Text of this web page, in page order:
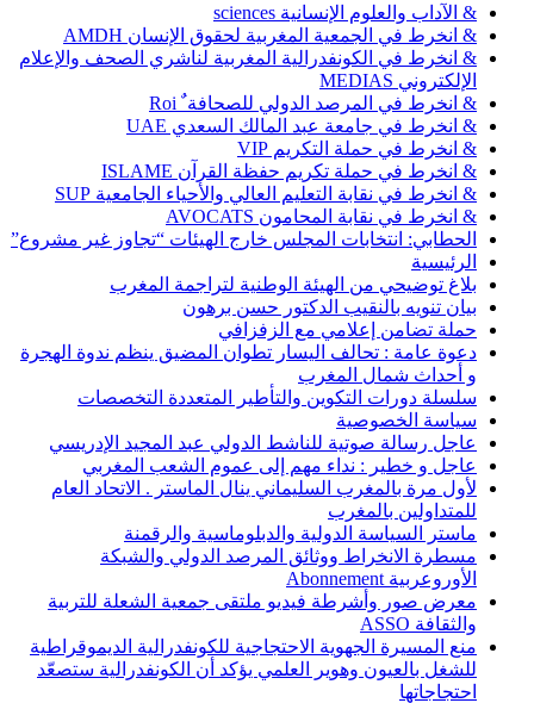
& الآداب والعلوم الإنسانية sciences
& انخرط في الجمعية المغربية لحقوق الإنسان AMDH
& انخرط في الكونفدرالية المغربية لناشري الصحف والإعلام
الإلكتروني MEDIAS
& انخرط في المرصد الدولي للصحافة ٌ Roi
& انخرط في جامعة عبد المالك السعدي UAE
& انخرط في حملة التكريم VIP
& انخرط في حملة تكريم حفظة القرآن ISLAME
& انخرط في نقابة التعليم العالي والأحياء الجامعية SUP
& انخرط في نقابة المحامون AVOCATS
الحطابي: انتخابات المجلس خارج الهيئات “تجاوز غير مشروع”
الرئيسية
بلاغ توضيحي من الهيئة الوطنية لتراجمة المغرب
بيان تنويه بالنقيب الدكتور حسن برهون
حملة تضامن إعلامي مع الزفزافي
دعوة عامة : تحالف اليسار تطوان المضيق ينظم ندوة الهجرة
و أحداث شمال المغرب
سلسلة دورات التكوين والتأطير المتعددة التخصصات
سياسة الخصوصية
عاجل رسالة صوتية للناشط الدولي عبد المجيد الإدريسي
عاجل و خطير : نداء مهم إلى عموم الشعب المغربي
لأول مرة بالمغرب السليماني ينال الماستر . الاتحاد العام
للمتداولين بالمغرب
ماستر السياسة الدولية والدبلوماسية والرقمنة
مسطرة الانخراط ووثائق المرصد الدولي والشبكة
الأوروعربية Abonnement
معرض صور وأشرطة فيديو ملتقى جمعية الشعلة للتربية
والثقافة ASSO
منع المسيرة الجهوية الاحتجاجية للكونفدرالية الديموقراطية
للشغل بالعيون وهوير العلمي يؤكد أن الكونفدرالية ستصعّد
احتجاجاتها